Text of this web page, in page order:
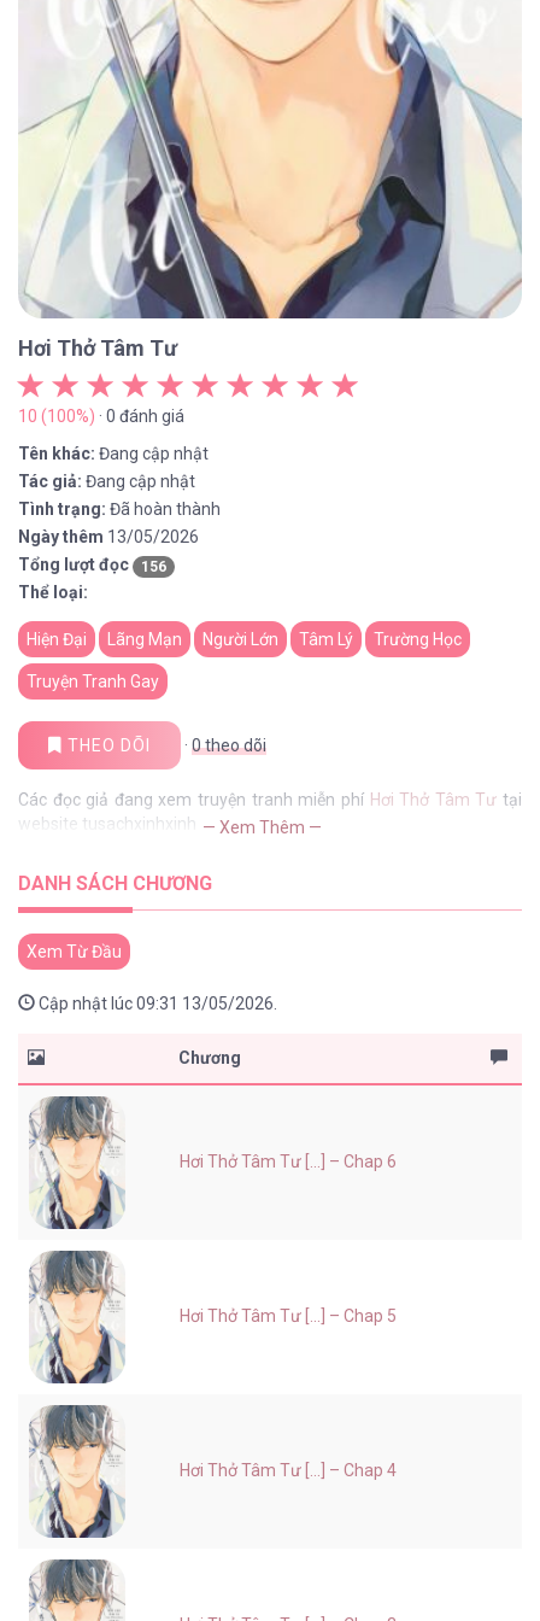
Hơi Thở Tâm Tư
10 (100%) · 0 đánh giá
Tên khác: Đang cập nhật
Tác giả: Đang cập nhật
Tình trạng: Đã hoàn thành
Ngày thêm 13/05/2026
Tổng lượt đọc
156
Thể loại:
Hiện Đại Lãng Mạn Người Lớn Tâm Lý Trường Học
Truyện Tranh Gay
THEO DÕI · 0theo dõi
Các đọc giả đang xem truyện tranh miễn phí Hơi Thở Tâm Tư tại
website tusachxinhxinh — Xem Thêm —
DANH SÁCH CHƯƠNG
Xem Từ Đầu
Cập nhật lúc 09:31 13/05/2026.
Chương
Hơi Thở Tâm Tư [...] – Chap 6
Hơi Thở Tâm Tư [...] – Chap 5
Hơi Thở Tâm Tư [...] – Chap 4